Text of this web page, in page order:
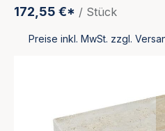
172,55 €* / Stück
Preise inkl. MwSt. zzgl.